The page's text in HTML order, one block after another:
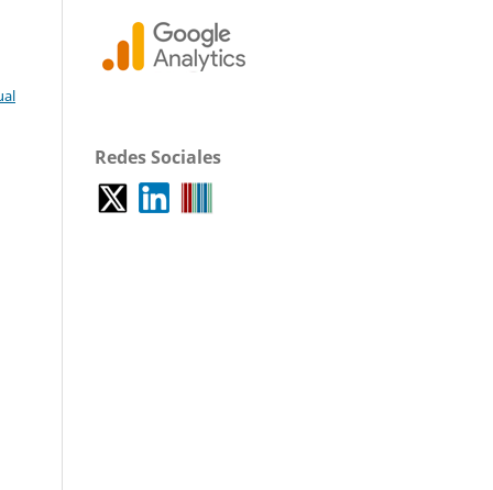
Redes Sociales